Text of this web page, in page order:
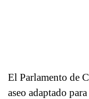
El Parlamento de
aseo adaptado